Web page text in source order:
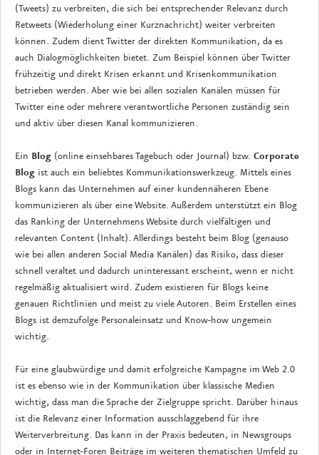
(Tweets) zu verbreiten, die sich bei entsprechender Relevanz durch
Retweets (Wiederholung einer Kurznachricht) weiter verbreiten
können. Zudem dient Twitter der direkten Kommunikation, da es
auch Dialogmöglichkeiten bietet. Zum Beispiel können über Twitter
frühzeitig und direkt Krisen erkannt und Krisenkommunikation
betrieben werden. Aber wie bei allen sozialen Kanälen müssen für
Twitter eine oder mehrere verantwortliche Personen zuständig sein
und aktiv über diesen Kanal kommunizieren.
Ein Blog (online einsehbares Tagebuch oder Journal) bzw. Corporate
Blog ist auch ein beliebtes Kommunikationswerkzeug. Mittels eines
Blogs kann das Unternehmen auf einer kundennäheren Ebene
kommunizieren als über eine Website. Außerdem unterstützt ein Blog
das Ranking der Unternehmens Website durch vielfältigen und
relevanten Content (Inhalt). Allerdings besteht beim Blog (genauso
wie bei allen anderen Social Media Kanälen) das Risiko, dass dieser
schnell veraltet und dadurch uninteressant erscheint, wenn er nicht
regelmäßig aktualisiert wird. Zudem existieren für Blogs keine
genauen Richtlinien und meist zu viele Autoren. Beim Erstellen eines
Blogs ist demzufolge Personaleinsatz und Know-how ungemein
wichtig.
Für eine glaubwürdige und damit erfolgreiche Kampagne im Web 2.0
ist es ebenso wie in der Kommunikation über klassische Medien
wichtig, dass man die Sprache der Zielgruppe spricht. Darüber hinaus
ist die Relevanz einer Information ausschlaggebend für ihre
Weiterverbreitung. Das kann in der Praxis bedeuten, in Newsgroups
oder in Internet-Foren Beiträge im weiteren thematischen Umfeld zu